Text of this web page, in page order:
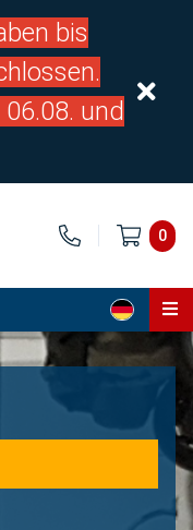
bis
und
0
Home
Über uns
Kontakt